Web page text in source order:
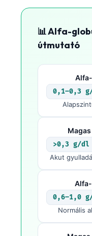
📊 Alfa-
útmutató
0,1–0,3
>0,3 g/dl
Akut
0,6–1,0
Normális